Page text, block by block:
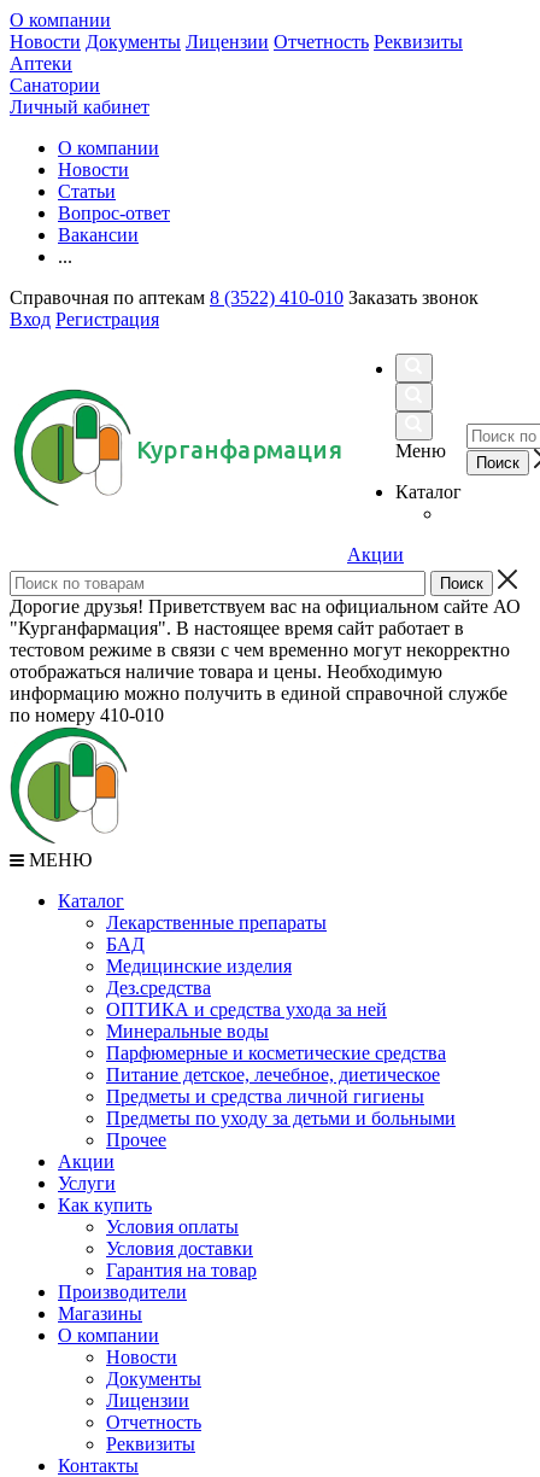
О компании
Новости Документы Лицензии Отчетность Реквизиты
Аптеки
Санатории
Личный кабинет
О компании
Новости
Статьи
Вопрос-ответ
Вакансии
...
Справочная по аптекам 8 (3522) 410-010 Заказать звонок
Вход Регистрация
Курганфармация
Меню
Каталог
Акции
Дорогие друзья! Приветствуем вас на официальном сайте АО
"Курганфармация". В настоящее время сайт работает в
тестовом режиме в связи с чем временно могут некорректно
отображаться наличие товара и цены. Необходимую
информацию можно получить в единой справочной службе
по номеру 410-010
МЕНЮ
Каталог
Лекарственные препараты
БАД
Медицинские изделия
Дез.средства
ОПТИКА и средства ухода за ней
Минеральные воды
Парфюмерные и косметические средства
Питание детское, лечебное, диетическое
Предметы и средства личной гигиены
Предметы по уходу за детьми и больными
Прочее
Акции
Услуги
Как купить
Условия оплаты
Условия доставки
Гарантия на товар
Производители
Магазины
О компании
Новости
Документы
Лицензии
Отчетность
Реквизиты
Контакты